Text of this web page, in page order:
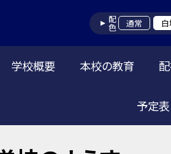
配色 通常
学校概要 本校の教育
予定表